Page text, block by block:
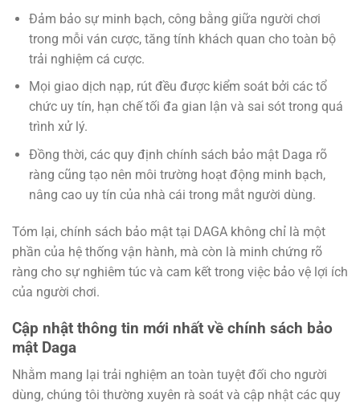
Đảm bảo sự minh bạch, công bằng giữa người chơi
trong mỗi ván cược, tăng tính khách quan cho toàn bộ
trải nghiệm cá cược.
Mọi giao dịch nạp, rút đều được kiểm soát bởi các tổ
chức uy tín, hạn chế tối đa gian lận và sai sót trong quá
trình xử lý.
Đồng thời, các quy định chính sách bảo mật Daga rõ
ràng cũng tạo nên môi trường hoạt động minh bạch,
nâng cao uy tín của nhà cái trong mắt người dùng.
Tóm lại, chính sách bảo mật tại DAGA không chỉ là một
phần của hệ thống vận hành, mà còn là minh chứng rõ
ràng cho sự nghiêm túc và cam kết trong việc bảo vệ lợi ích
của người chơi.
Cập nhật thông tin mới nhất về chính sách bảo
mật Daga
Nhằm mang lại trải nghiệm an toàn tuyệt đối cho người
dùng, chúng tôi thường xuyên rà soát và cập nhật các quy